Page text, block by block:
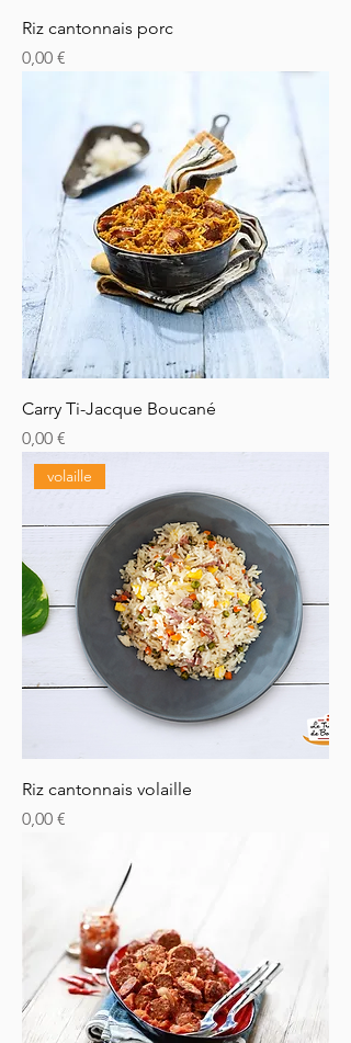
Riz cantonnais porc
Prix
0,00 €
Carry Ti-Jacque Boucané
Prix
0,00 €
volaille
Riz cantonnais volaille
Prix
0,00 €